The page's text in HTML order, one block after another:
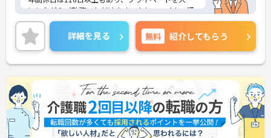
【賞与過去実績最大105万円◎大手法人ならではの
充実した待遇や福利厚生が魅力です】
・実績最大105万円の賞与やプラン数手当、特定事
業所加算手当など日々の頑張りがしっかりと給与に
還元されます
・勤続3年以上で対象となる退職金制度や宿泊費補
助などが受けられる独自の福利厚生制度ツクイPLUS
を完備しています
・社内規定の範囲内で髪色や髪型をはじめネイルや
まつげエクステが自由であり個性を大切にしながら
自分らしく働けます
にしながらご勤務いただけます。また、マイカー通
勤が可能です。通勤が苦になりません。
ご興味のある方には、面接対策ポイントなど、さら
に詳細をご案内しますのでお気軽にご相談くださ
い！
詳細を見る 無料 紹介してもらう